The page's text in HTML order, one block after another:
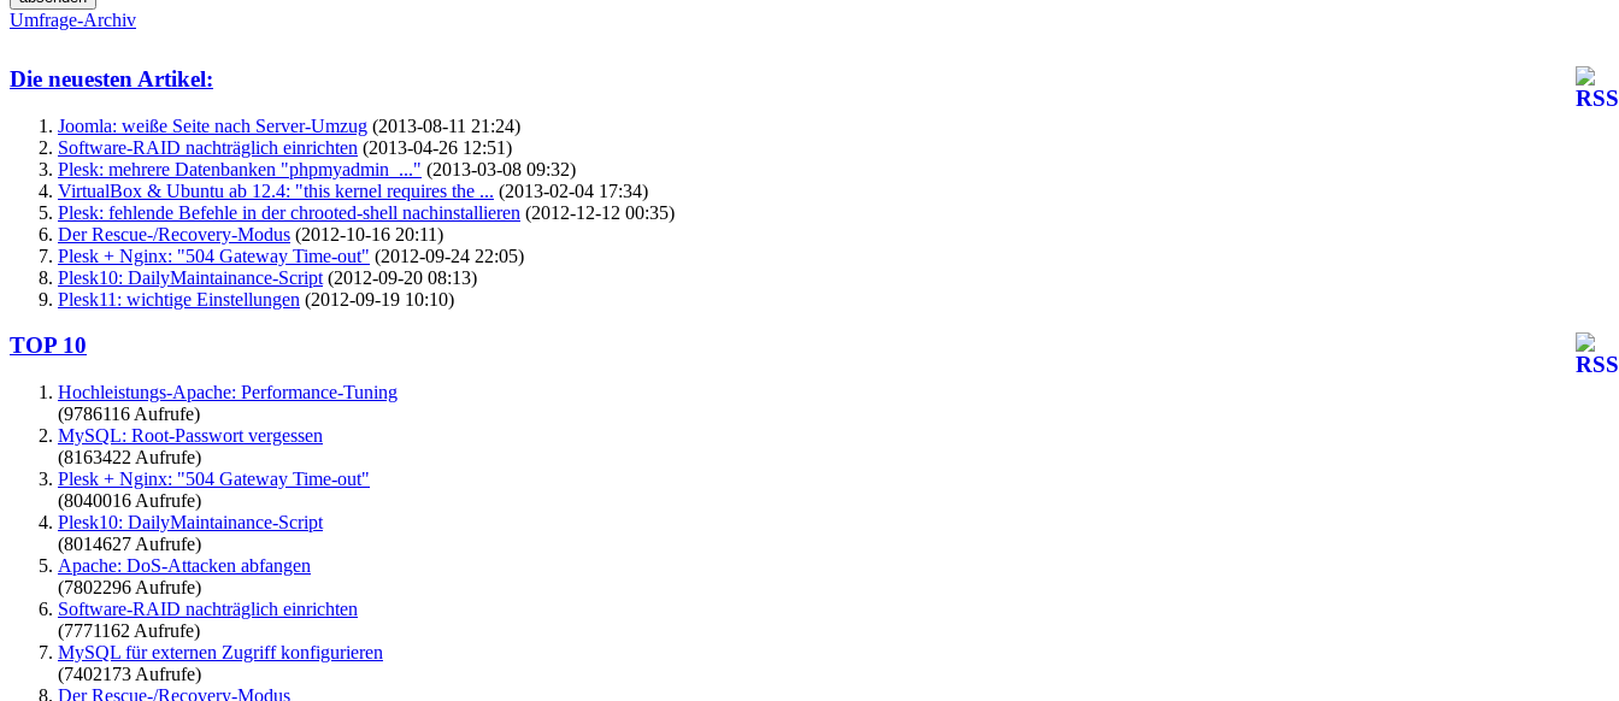
Umfrage-Archiv
Die neuesten Artikel:
Joomla: weiße Seite nach Server-Umzug (2013-08-11 21:24)
Software-RAID nachträglich einrichten (2013-04-26 12:51)
Plesk: mehrere Datenbanken "phpmyadmin_..." (2013-03-08 09:32)
VirtualBox & Ubuntu ab 12.4: "this kernel requires the ... (2013-02-04 17:34)
Plesk: fehlende Befehle in der chrooted-shell nachinstallieren (2012-12-12 00:35)
Der Rescue-/Recovery-Modus (2012-10-16 20:11)
Plesk + Nginx: "504 Gateway Time-out" (2012-09-24 22:05)
Plesk10: DailyMaintainance-Script (2012-09-20 08:13)
Plesk11: wichtige Einstellungen (2012-09-19 10:10)
TOP 10
Hochleistungs-Apache: Performance-Tuning
(9786116 Aufrufe)
MySQL: Root-Passwort vergessen
(8163422 Aufrufe)
Plesk + Nginx: "504 Gateway Time-out"
(8040016 Aufrufe)
Plesk10: DailyMaintainance-Script
(8014627 Aufrufe)
Apache: DoS-Attacken abfangen
(7802296 Aufrufe)
Software-RAID nachträglich einrichten
(7771162 Aufrufe)
MySQL für externen Zugriff konfigurieren
(7402173 Aufrufe)
Der Rescue-/Recovery-Modus